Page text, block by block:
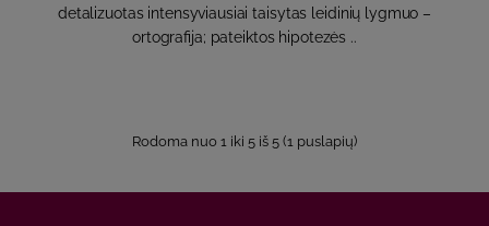
detalizuotas intensyviausiai taisytas leidinių lygmuo –
ortografija; pateiktos hipotezės ..
Rodoma nuo 1 iki 5 iš 5 (1 puslapių)